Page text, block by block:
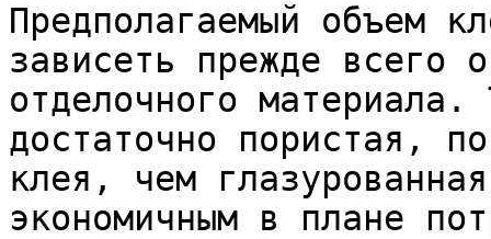
Предполагаемый объем
зависеть прежде всего
отделочного
достаточно пористая,
клея, чем
экономичным в плане